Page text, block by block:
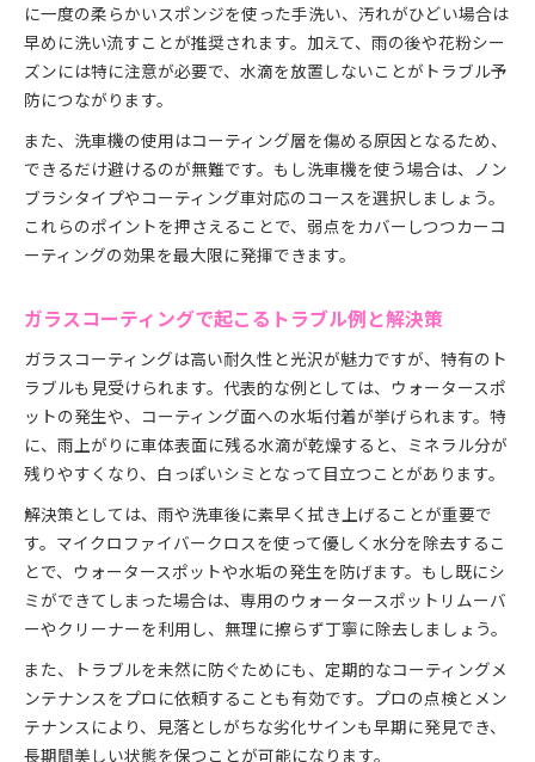
に一度の柔らかいスポンジを使った手洗い、汚れがひどい場合は
早めに洗い流すことが推奨されます。加えて、雨の後や花粉シー
ズンには特に注意が必要で、水滴を放置しないことがトラブル予
防につながります。
また、洗車機の使用はコーティング層を傷める原因となるため、
できるだけ避けるのが無難です。もし洗車機を使う場合は、ノン
ブラシタイプやコーティング車対応のコースを選択しましょう。
これらのポイントを押さえることで、弱点をカバーしつつカーコ
ーティングの効果を最大限に発揮できます。
ガラスコーティングで起こるトラブル例と解決策
ガラスコーティングは高い耐久性と光沢が魅力ですが、特有のト
ラブルも見受けられます。代表的な例としては、ウォータースポ
ットの発生や、コーティング面への水垢付着が挙げられます。特
に、雨上がりに車体表面に残る水滴が乾燥すると、ミネラル分が
残りやすくなり、白っぽいシミとなって目立つことがあります。
解決策としては、雨や洗車後に素早く拭き上げることが重要で
す。マイクロファイバークロスを使って優しく水分を除去するこ
とで、ウォータースポットや水垢の発生を防げます。もし既にシ
ミができてしまった場合は、専用のウォータースポットリムーバ
ーやクリーナーを利用し、無理に擦らず丁寧に除去しましょう。
また、トラブルを未然に防ぐためにも、定期的なコーティングメ
ンテナンスをプロに依頼することも有効です。プロの点検とメン
テナンスにより、見落としがちな劣化サインも早期に発見でき、
長期間美しい状態を保つことが可能になります。